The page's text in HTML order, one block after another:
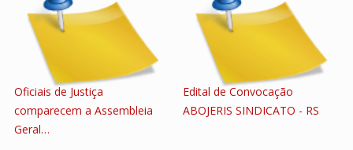
Oficiais de Justiça
comparecem a Assembleia
Geral…
Edital de Convocação
ABOJERIS SINDICATO - RS